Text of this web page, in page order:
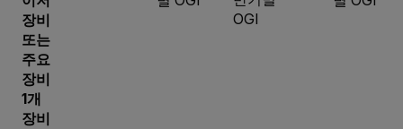
장비
또는
주요
장비
1개
장비
OGI